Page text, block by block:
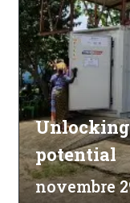
Unlocking
potential
novembre